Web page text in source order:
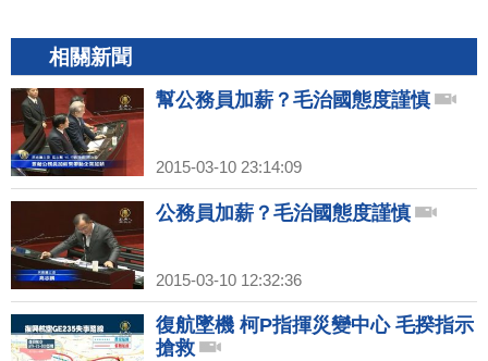
相關新聞
幫公務員加薪？毛治國態度謹慎
2015-03-10 23:14:09
公務員加薪？毛治國態度謹慎
2015-03-10 12:32:36
復航墜機 柯P指揮災變中心 毛揆指示
搶救